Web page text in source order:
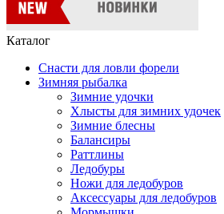
Каталог
Снасти для ловли форели
Зимняя рыбалка
Зимние удочки
Хлысты для зимних удочек
Зимние блесны
Балансиры
Раттлины
Ледобуры
Ножи для ледобуров
Аксессуары для ледобуров